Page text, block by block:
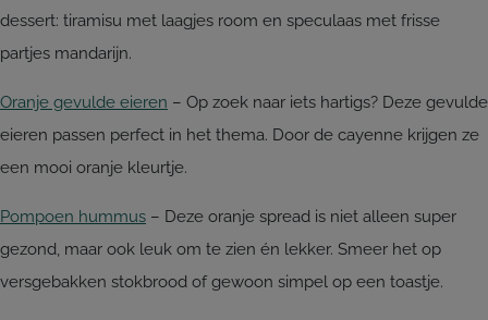
dessert: tiramisu met laagjes room en speculaas met frisse
partjes mandarijn.
Oranje gevulde eieren – Op zoek naar iets hartigs? Deze gevulde
eieren passen perfect in het thema. Door de cayenne krijgen ze
een mooi oranje kleurtje.
Pompoen hummus – Deze oranje spread is niet alleen super
gezond, maar ook leuk om te zien én lekker. Smeer het op
versgebakken stokbrood of gewoon simpel op een toastje.